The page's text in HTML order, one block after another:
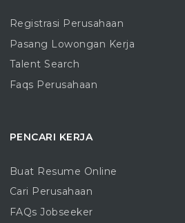
Registrasi Perusahaan
Pasang Lowongan Kerja
Talent Search
Faqs Perusahaan
PENCARI KERJA
Buat Resume Online
Cari Perusahaan
FAQs Jobseeker